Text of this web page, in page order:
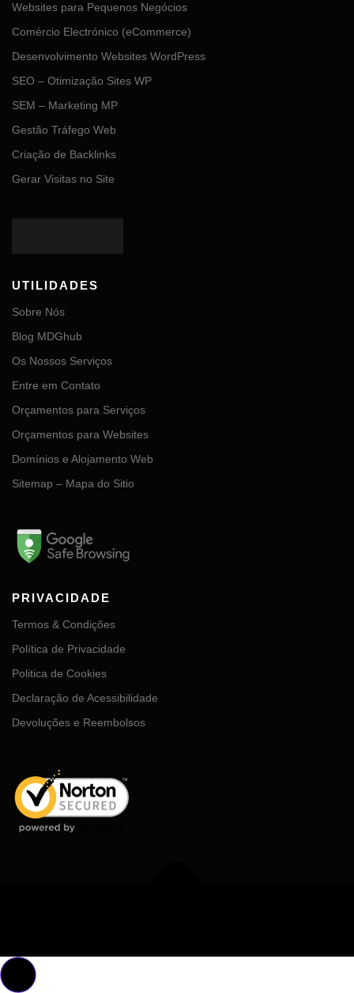
Websites para Pequenos Negócios
Comércio Electrónico (eCommerce)
Desenvolvimento Websites WordPress
SEO – Otimização Sites WP
SEM – Marketing MP
Gestão Tráfego Web
Criação de Backlinks
Gerar Visitas no Site
UTILIDADES
Sobre Nós
Blog MDGhub
Os Nossos Serviços
Entre em Contato
Orçamentos para Serviços
Orçamentos para Websites
Domínios e Alojamento Web
Sitemap – Mapa do Sitio
PRIVACIDADE
Termos & Condições
Política de Privacidade
Politica de Cookies
Declaração de Acessibilidade
Devoluções e Reembolsos